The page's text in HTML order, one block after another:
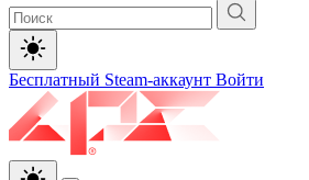
Бесплатный Steam-аккаунт Войти